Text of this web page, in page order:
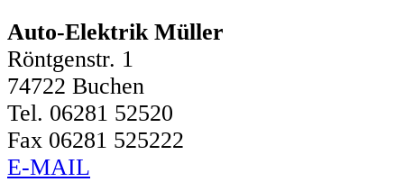
Auto-Elektrik Müller
Röntgenstr. 1
74722 Buchen
Tel. 06281 52520
Fax 06281 525222
E-MAIL